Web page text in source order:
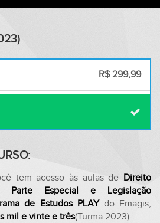
R$ 299,99
tem acesso às aulas de Direito
Parte Especial e Legislação
de Estudos PLAYdo Emagis,
mil e vinte e três(Turma 2023).